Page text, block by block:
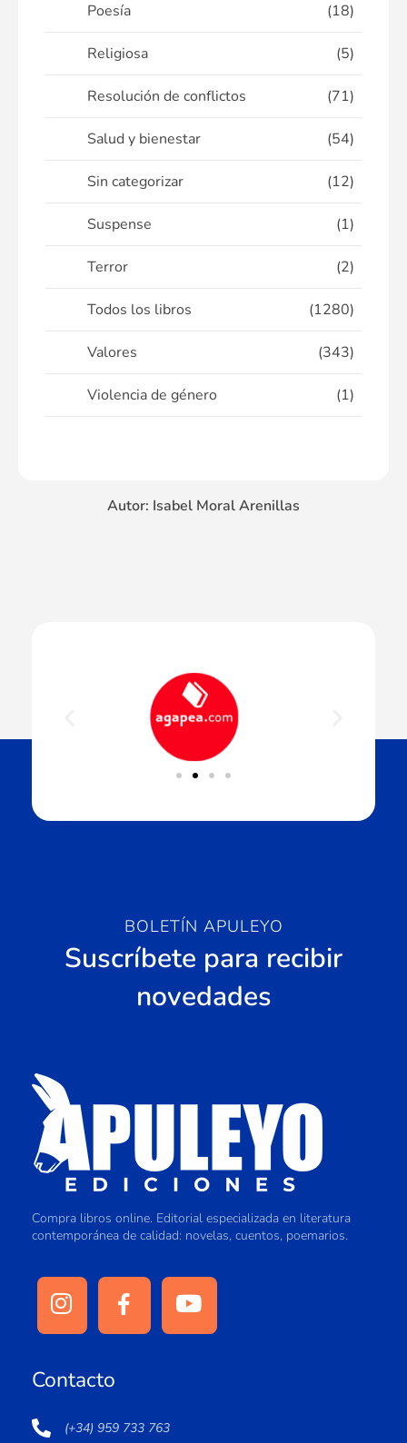
Poesía (18)
Religiosa (5)
Resolución de conflictos (71)
Salud y bienestar (54)
Sin categorizar (12)
Suspense (1)
Terror (2)
Todos los libros (1280)
Valores (343)
Violencia de género (1)
Autor: Isabel Moral Arenillas
BOLETÍN APULEYO
Suscríbete para recibir
novedades
Compra libros online. Editorial especializada en literatura
contemporánea de calidad: novelas, cuentos, poemarios.
Contacto
(+34) 959 733 763